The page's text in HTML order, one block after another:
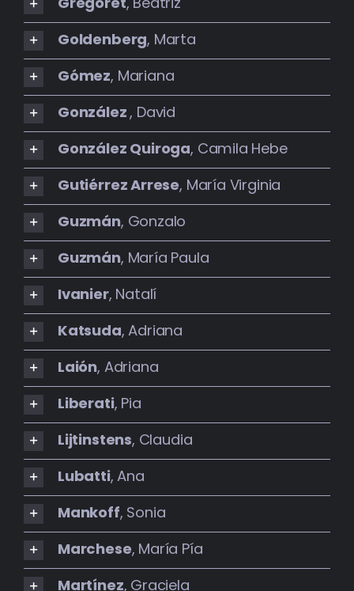
Goldenberg, Marta
Gómez, Mariana
González, David
González Quiroga, Camila Hebe
Gutiérrez Arrese, María Virginia
Guzmán, Gonzalo
Guzmán, María Paula
Ivanier, Natalí
Katsuda, Adriana
Laión, Adriana
Liberati, Pia
Lijtinstens, Claudia
Lubatti, Ana
Mankoff, Sonia
Marchese, María Pía
Martínez, Graciela